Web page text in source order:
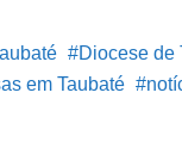
Diocese de
em Taubaté